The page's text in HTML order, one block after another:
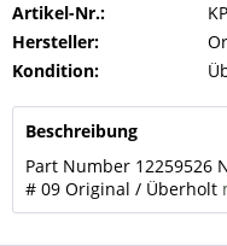
Artikel-Nr.:
Hersteller:
Kondition:
Beschreibung
Part Number 12259526
# 09 Original / Überholt